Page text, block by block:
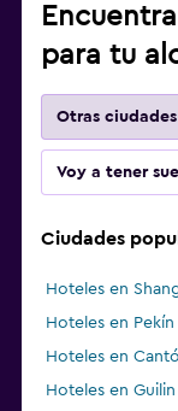
para tu
Otras ciudades
Voy a tener
Ciudades
Hoteles en
Hoteles en Pekín
Hoteles en
Hoteles en Guilin